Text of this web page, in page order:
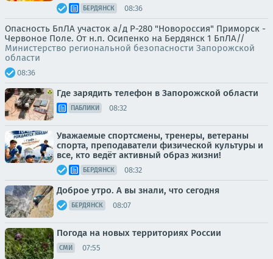
БЕРДЯНСК 08:36
Опасность БпЛА участок а/д Р-280 "Новороссия" Приморск -
Червоное Поле. От н.п. Осипенко на Бердянск 1 БпЛА//
Министерство региональной безопасности Запорожской
области
08:36
Где зарядить телефон в Запорожской области
ПАБЛИКИ 08:32
Уважаемые спортсмены, тренеры, ветераны
спорта, преподаватели физической культуры и
все, кто ведёт активный образ жизни!
БЕРДЯНСК 08:32
Доброе утро. А вы знали, что сегодня
БЕРДЯНСК 08:07
Погода на новых территориях России
СМИ 07:55